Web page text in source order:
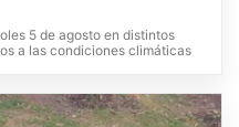
5 de agosto en distintos
a las condiciones climáticas